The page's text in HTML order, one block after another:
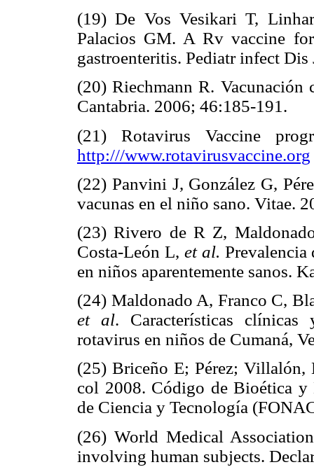
(19) De Vos Vesikari T,
Palacios GM. A Rv vaccine
gastroenteritis. Pediatr infect
(20) Riechmann R.
Cantabria. 2006; 46:185-191.
(21) Rotavirus Vaccine
http:///www.rotavirusvaccine.org
(22) Panvini J, González G,
vacunas en el niño sano. Vitae.
(23) Rivero de R Z,
Costa-León L, et al. Prevalencia
en niños aparentemente sanos.
(24) Maldonado A, Franco C,
et al. Características
rotavirus en niños de Cumaná,
(25) Briceño E; Pérez;
col 2008. Código de Bioética
de Ciencia y Tecnología
(26) World Medical
involving human subjects.